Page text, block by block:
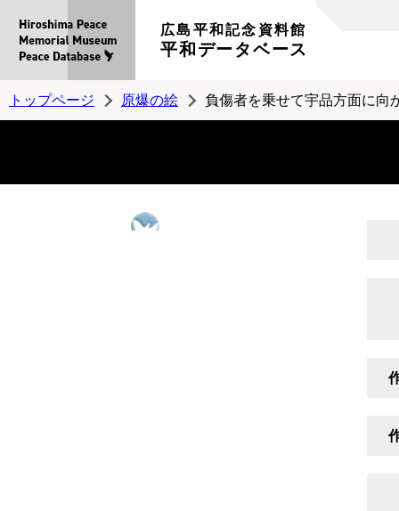
広島平和記念資料館
平和データベース
トップページ 原爆の絵 負傷者を乗せて宇品方面に向